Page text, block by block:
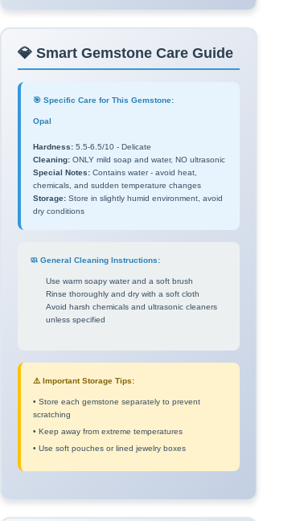
💎 Smart Gemstone Care Guide
🎯 Specific Care for This Gemstone:
Opal
Hardness: 5.5-6.5/10 - Delicate
Cleaning: ONLY mild soap and water, NO ultrasonic
Special Notes: Contains water - avoid heat,
chemicals, and sudden temperature changes
Storage: Store in slightly humid environment, avoid
dry conditions
🧼 General Cleaning Instructions:
Use warm soapy water and a soft brush
Rinse thoroughly and dry with a soft cloth
Avoid harsh chemicals and ultrasonic cleaners
unless specified
⚠️ Important Storage Tips:
• Store each gemstone separately to prevent
scratching
• Keep away from extreme temperatures
• Use soft pouches or lined jewelry boxes